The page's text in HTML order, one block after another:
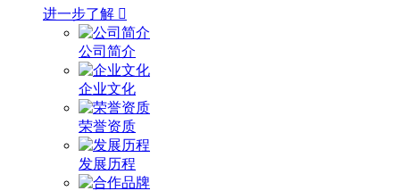
进一步了解 
公司简介
企业文化
荣誉资质
发展历程